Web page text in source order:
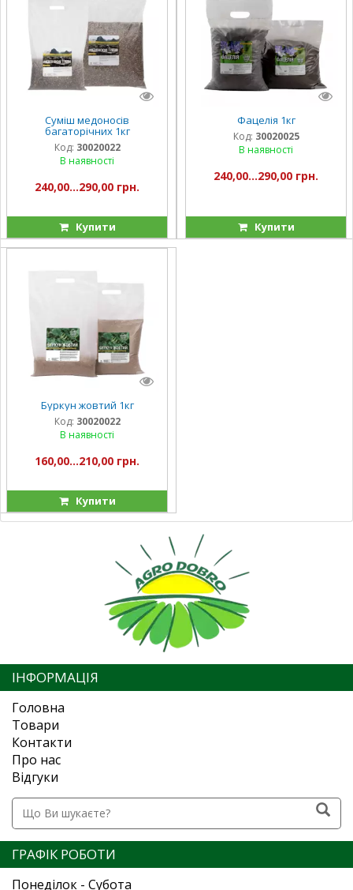
Суміш медоносів
багаторічних 1кг
Код: 30020022
В наявності
240,00...290,00 грн.
Купити
Фацелія 1кг
Код: 30020025
В наявності
240,00...290,00 грн.
Купити
Буркун жовтий 1кг
Код: 30020022
В наявності
160,00...210,00 грн.
Купити
ІНФОРМАЦІЯ
Головна
Товари
Контакти
Про нас
Відгуки
ГРАФІК РОБОТИ
Понеділок - Субота